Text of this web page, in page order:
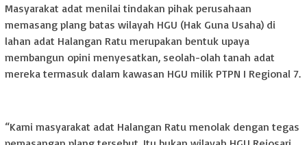
Masyarakat adat menilai tindakan pihak perusahaan
memasang plang batas wilayah HGU (Hak Guna Usaha) di
lahan adat Halangan Ratu merupakan bentuk upaya
membangun opini menyesatkan, seolah-olah tanah adat
mereka termasuk dalam kawasan HGU milik PTPN I Regional 7.
“Kami masyarakat adat Halangan Ratu menolak dengan tegas